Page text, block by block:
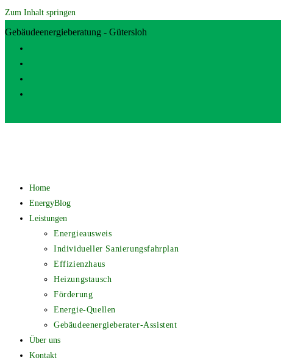
Zum Inhalt springen
Gebäudeenergieberatung - Gütersloh
Home
EnergyBlog
Leistungen
Energieausweis
Individueller Sanierungsfahrplan
Effizienzhaus
Heizungstausch
Förderung
Energie-Quellen
Gebäudeenergieberater-Assistent
Über uns
Kontakt